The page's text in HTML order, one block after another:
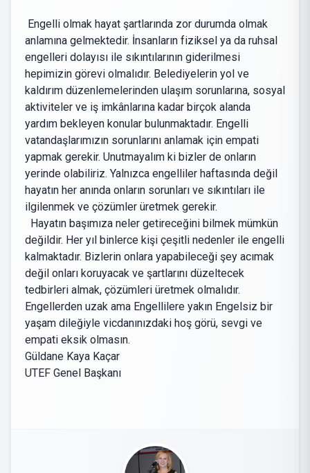
Engelli olmak hayat şartlarında zor durumda olmak
anlamına gelmektedir. İnsanların fiziksel ya da ruhsal
engelleri dolayısı ile sıkıntılarının giderilmesi
hepimizin görevi olmalıdır. Belediyelerin yol ve
kaldırım düzenlemelerinden ulaşım sorunlarına, sosyal
aktiviteler ve iş imkânlarına kadar birçok alanda
yardım bekleyen konular bulunmaktadır. Engelli
vatandaşlarımızın sorunlarını anlamak için empati
yapmak gerekir. Unutmayalım ki bizler de onların
yerinde olabiliriz. Yalnızca engelliler haftasında değil
hayatın her anında onların sorunları ve sıkıntıları ile
ilgilenmek ve çözümler üretmek gerekir.
Hayatın başımıza neler getireceğini bilmek mümkün
değildir. Her yıl binlerce kişi çeşitli nedenler ile engelli
kalmaktadır. Bizlerin onlara yapabileceği şey acımak
değil onları koruyacak ve şartlarını düzeltecek
tedbirleri almak, çözümleri üretmek olmalıdır.
Engellerden uzak ama Engellilere yakın Engelsiz bir
yaşam dileğiyle vicdanınızdaki hoş görü, sevgi ve
empati eksik olmasın.
Güldane Kaya Kaçar
UTEF Genel Başkanı